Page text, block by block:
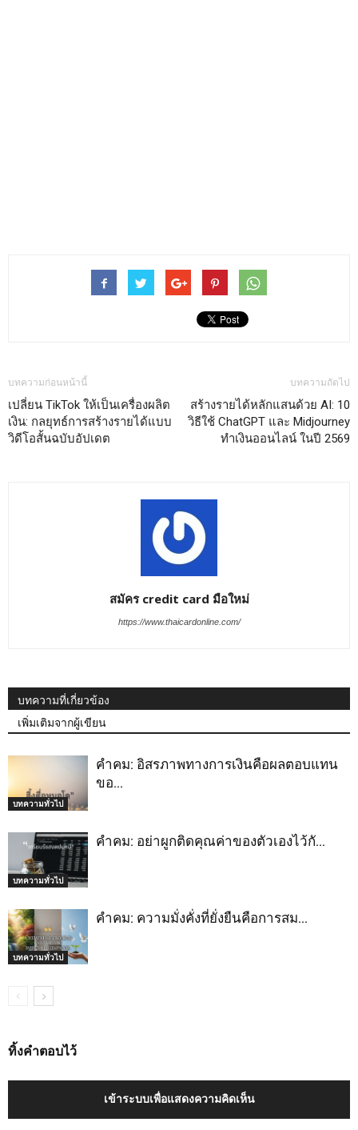
บทความก่อนหน้านี้
เปลี่ยน TikTok ให้เป็นเครื่องผลิต
เงิน: กลยุทธ์การสร้างรายได้แบบ
วิดีโอสั้นฉบับอัปเดต
บทความถัดไป
สร้างรายได้หลักแสนด้วย AI: 10
วิธีใช้ ChatGPT และ Midjourney
ทำเงินออนไลน์ ในปี 2569
สมัคร credit card มือใหม่
https://www.thaicardonline.com/
บทความที่เกี่ยวข้อง
เพิ่มเติมจากผู้เขียน
บทความทั่วไป
คำคม: อิสรภาพทางการเงินคือผลตอบแทน
ขอ…
บทความทั่วไป
คำคม: อย่าผูกติดคุณค่าของตัวเองไว้กั…
บทความทั่วไป
คำคม: ความมั่งคั่งที่ยั่งยืนคือการสม…
ทิ้งคำตอบไว้
เข้าระบบเพื่อแสดงความคิดเห็น